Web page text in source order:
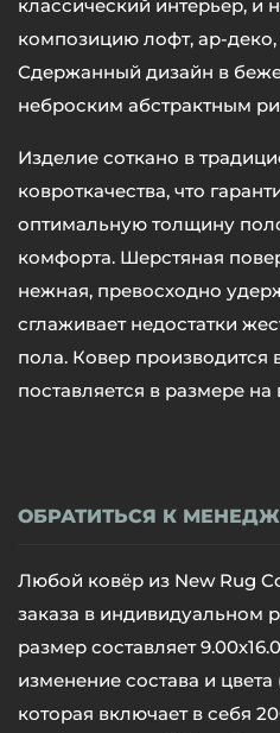
классический интерьер, и
композицию лофт, ар-
Сдержанный дизайн в
неброским абстрактным
Изделие соткано в
ковроткачества, что
оптимальную толщину
комфорта. Шерстяная
нежная, превосходно
сглаживает недостатки
пола. Ковер производится
поставляется в размере
ОБРАТИТЬСЯ К
Любой ковёр из New Rug
заказа в индивидуальном
размер составляет
изменение состава и цвета
которая включает в себя